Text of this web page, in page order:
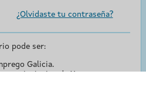
¿Olvidaste tu contraseña?
pode ser:
Galicia.